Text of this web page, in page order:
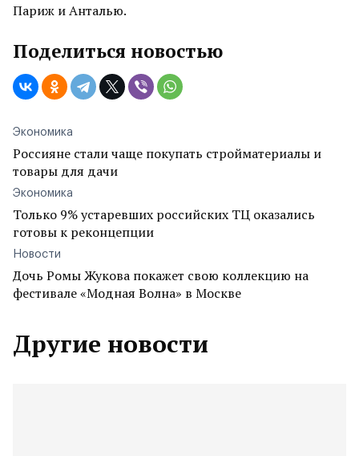
Париж и Анталью.
Поделиться новостью
Экономика
Россияне стали чаще покупать стройматериалы и
товары для дачи
Экономика
Только 9% устаревших российских ТЦ оказались
готовы к реконцепции
Новости
Дочь Ромы Жукова покажет свою коллекцию на
фестивале «Модная Волна» в Москве
Другие новости